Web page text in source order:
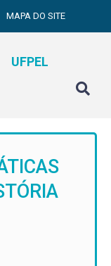
MAPA DO SITE
UFPEL